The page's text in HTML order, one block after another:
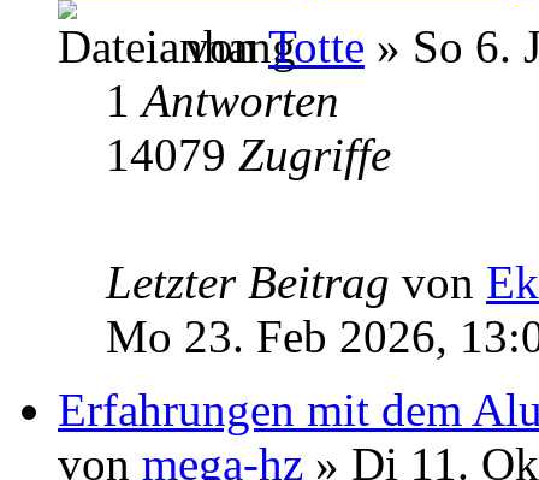
vonTotte » So 6.
1Antworten
14079 Zugriffe
Letzter Beitrag von
Mo 23. Feb 2026,
Erfahrungen mit dem
von mega-hz » Di 11.